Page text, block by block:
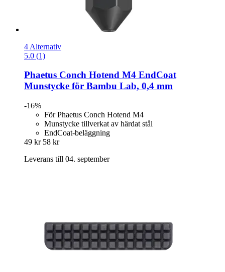
4 Alternativ
5.0 (1)
Phaetus Conch Hotend M4 EndCoat
Munstycke för Bambu Lab, 0,4 mm
-16%
För Phaetus Conch Hotend M4
Munstycke tillverkat av härdat stål
EndCoat-beläggning
49 kr 58 kr
Leverans till 04. september